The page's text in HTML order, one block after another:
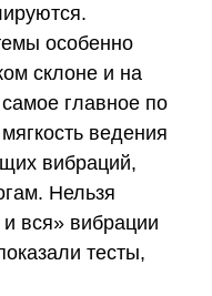
особенно
склоне и на
главное по
ведения
вибраций,
Нельзя
вся» вибрации
тесты,